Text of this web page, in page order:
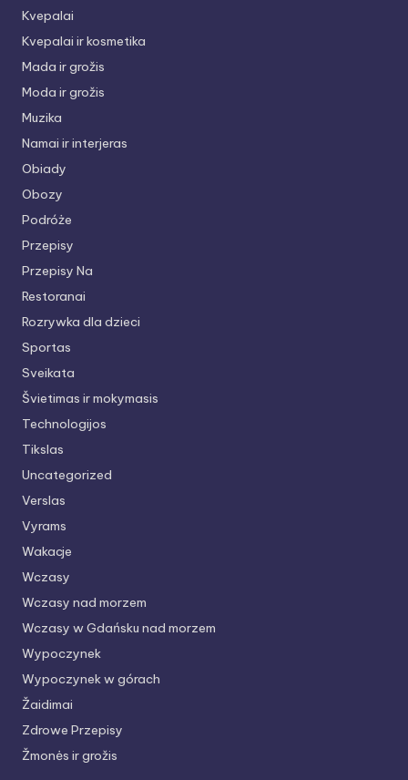
Kvepalai
Kvepalai ir kosmetika
Mada ir grožis
Moda ir grožis
Muzika
Namai ir interjeras
Obiady
Obozy
Podróże
Przepisy
Przepisy Na
Restoranai
Rozrywka dla dzieci
Sportas
Sveikata
Švietimas ir mokymasis
Technologijos
Tikslas
Uncategorized
Verslas
Vyrams
Wakacje
Wczasy
Wczasy nad morzem
Wczasy w Gdańsku nad morzem
Wypoczynek
Wypoczynek w górach
Žaidimai
Zdrowe Przepisy
Žmonės ir grožis